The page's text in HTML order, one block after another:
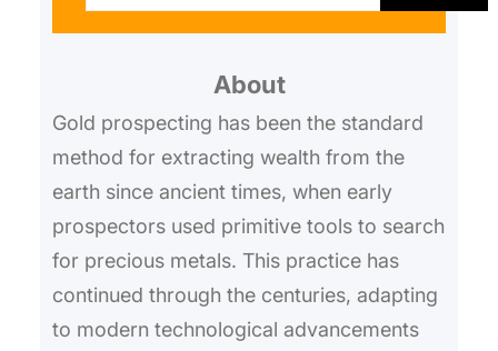
h
About
Gold prospecting has been the standard
method for extracting wealth from the
earth since ancient times, when early
prospectors used primitive tools to search
for precious metals. This practice has
continued through the centuries, adapting
to modern technological advancements